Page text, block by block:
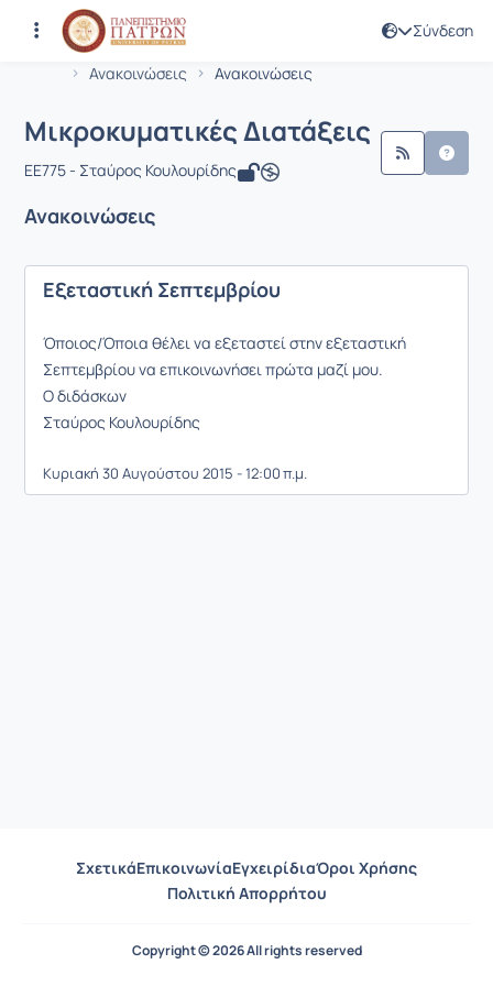
Σύνδεση
Αρχική Σελίδα
Ανακοινώσεις
Ανακοινώσεις
Μάθημα : Μικροκυματικές Διατάξεις
Κωδικός : EE775
Μικροκυματικές Διατάξεις
EE775 - Σταύρος Κουλουρίδης
Ανακοινώσεις
Εξεταστική Σεπτεμβρίου
Όποιος/Όποια θέλει να εξεταστεί στην εξεταστική
Σεπτεμβρίου να επικοινωνήσει πρώτα μαζί μου.
Ο διδάσκων
Σταύρος Κουλουρίδης
Κυριακή 30 Αυγούστου 2015 - 12:00 π.μ.
ΣχετικάΕπικοινωνίαΕγχειρίδιαΌροι Χρήσης
Πολιτική Απορρήτου
Copyright © 2026 All rights reserved